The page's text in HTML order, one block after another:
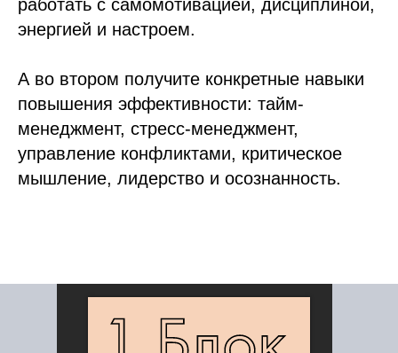
работать с самомотивацией, дисциплиной,
энергией и настроем.
А во втором получите конкретные навыки
повышения эффективности: тайм-
менеджмент, стресс-менеджмент,
управление конфликтами, критическое
мышление, лидерство и осознанность.